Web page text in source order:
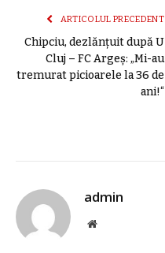
ARTICOLUL PRECEDENT
Chipciu, dezlănțuit după U
Cluj – FC Argeș: „Mi-au
tremurat picioarele la 36 de
ani!“
admin
Site